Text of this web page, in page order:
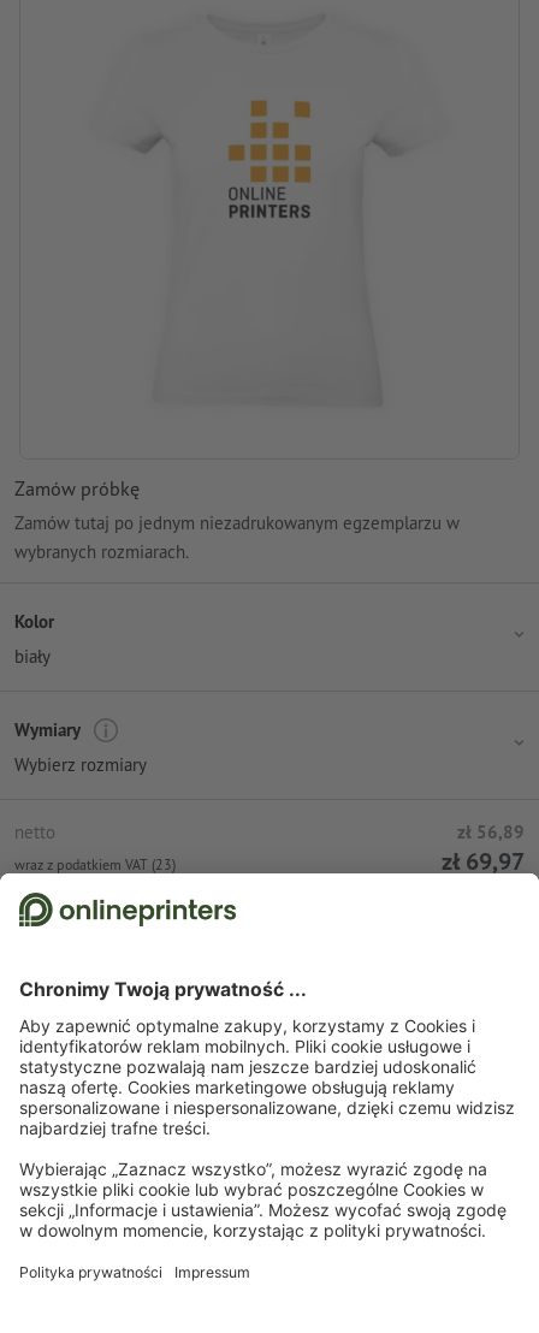
Zamów próbkę
Zamów tutaj po jednym niezadrukowanym egzemplarzu w
wybranych rozmiarach.
Kolor
biały
Wymiary
Wybierz rozmiary
netto zł 56,89
wraz z podatkiem VAT (23) zł 69,97
Umieść w koszyku
pt., 14 sie
Strona startowa Odzież i tekstylia T-shirty T-shirty B&C
O nas
Zapisz się do newslettera i zapewnij sobie 15% rabatu